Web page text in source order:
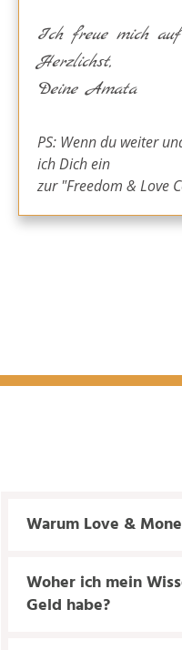
Ich freue mich
Herzlichst,
Deine Amata
PS: Wenn du weiter
ich Dich ein
zur "Freedom & Love
Warum Love &
Woher ich mein
Geld habe?